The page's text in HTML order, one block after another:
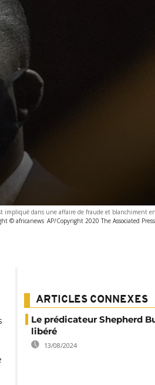
impliqué dans une affaire de fraude et blanchiment
© africanews AP/Copyright 2020 The Associated
ARTICLES CONNEXES
Le prédicateur Shepherd
libéré
13/08/2024